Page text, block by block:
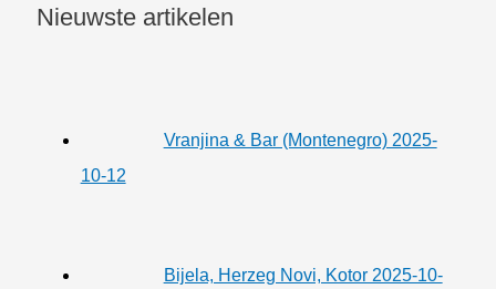
Nieuwste artikelen
Vranjina & Bar (Montenegro) 2025-
10-12
Bijela, Herzeg Novi, Kotor 2025-10-